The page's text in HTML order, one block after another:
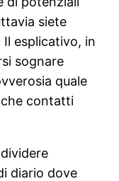
siete
Il esplicativo, in
sognare
quale
contatti
diario dove